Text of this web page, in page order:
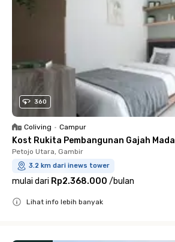
360
Coliving • Campur
Kost Rukita Pembangunan Gajah Mada
Petojo Utara, Gambir
3.2 km dari inews tower
mulai dari Rp2.368.000 /bulan
Lihat info lebih banyak